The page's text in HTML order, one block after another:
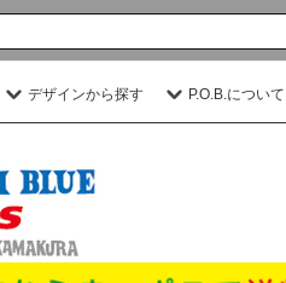
デザインから探す P.O.B.について